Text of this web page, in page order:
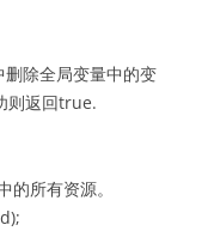
除全局变量中的变
则返回true.
所有资源。